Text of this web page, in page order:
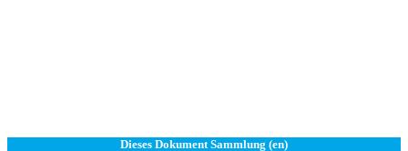
Dieses Dokument Sammlung (en)